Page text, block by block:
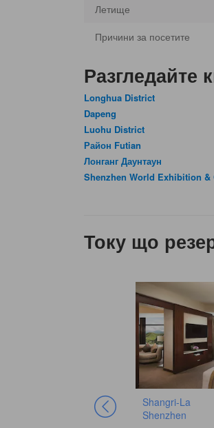
Летище
Причини за посетите
Разгледайте
Longhua District
Dapeng
Luohu District
Район Futian
Лонганг Даунтаун
Shenzhen World Exhibition &
Току що
Shangri-La
Shenzhen